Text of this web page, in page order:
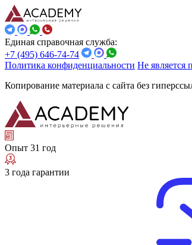
Единая справочная служба:
+7 (495) 646-74-74
Политика конфиденциальности Не является
Копирование материала с сайта без
Опыт 31 год
3 года гарантии